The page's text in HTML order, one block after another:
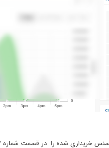
شده را در قسمت شماره ۳ قرار دهید